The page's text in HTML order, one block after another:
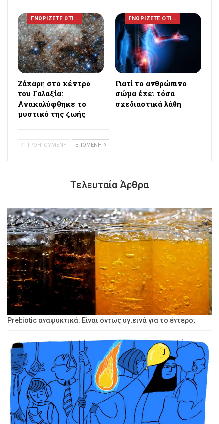
ΓΝΩΡΙΖΕΤΕ ΟΤΙ...
Ζάχαρη στο κέντρο
του Γαλαξία:
Ανακαλύφθηκε το
μυστικό της ζωής
ΓΝΩΡΙΖΕΤΕ ΟΤΙ...
Γιατί το ανθρώπινο
σώμα έχει τόσα
σχεδιαστικά λάθη
ΠΡΟΗΓΟΥΜΕΝΗ ΕΠΟΜΕΝΗ
Τελευταία Άρθρα
Prebiotic αναψυκτικά: Είναι όντως υγιεινά για το έντερο;